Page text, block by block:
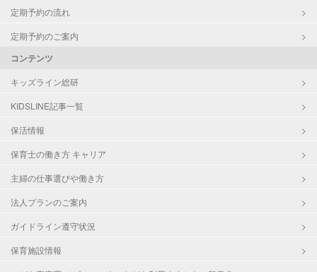
定期予約の流れ
定期予約のご案内
コンテンツ
キッズライン総研
KIDSLINE記事一覧
保活情報
保育士の働き方 キャリア
主婦の仕事選びや働き方
法人プランのご案内
ガイドライン遵守状況
保育施設情報